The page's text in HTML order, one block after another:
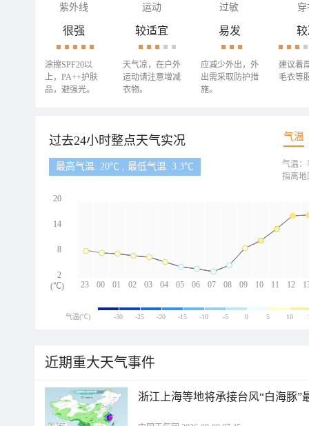
紫外线 运动 过敏 穿
很强
涂擦SPF20以
上，PA++护肤
品，避强光。
较适宜
天气凉，在户外
运动请注意增减
衣物。
易发
应减少外出，外
出需采取防护措
施。
建议着
毛衣等
过去24小时整点天气实况 气温
最高气温: 20℃ , 最低气温: 3.3℃
23 00 01 02 03 04 05 06 07 08 09 10 11 12
20
14
8
2
(℃)
气温：
指离地
气温(℃) -30 -25 -20 -15 -10 -5 0 5 10
近期重大天气事件
浙江上海等地将承接台风“白海豚”